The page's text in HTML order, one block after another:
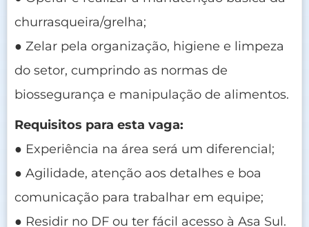
churrasqueira/grelha;
● Zelar pela organização, higiene e limpeza
do setor, cumprindo as normas de
biossegurança e manipulação de alimentos.
Requisitos para esta vaga:
● Experiência na área será um diferencial;
● Agilidade, atenção aos detalhes e boa
comunicação para trabalhar em equipe;
● Residir no DF ou ter fácil acesso à Asa Sul.